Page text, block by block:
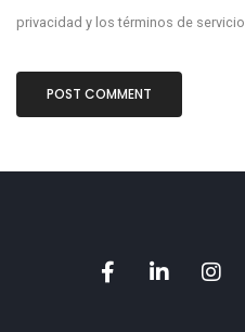
privacidad y lostérminos de servicio